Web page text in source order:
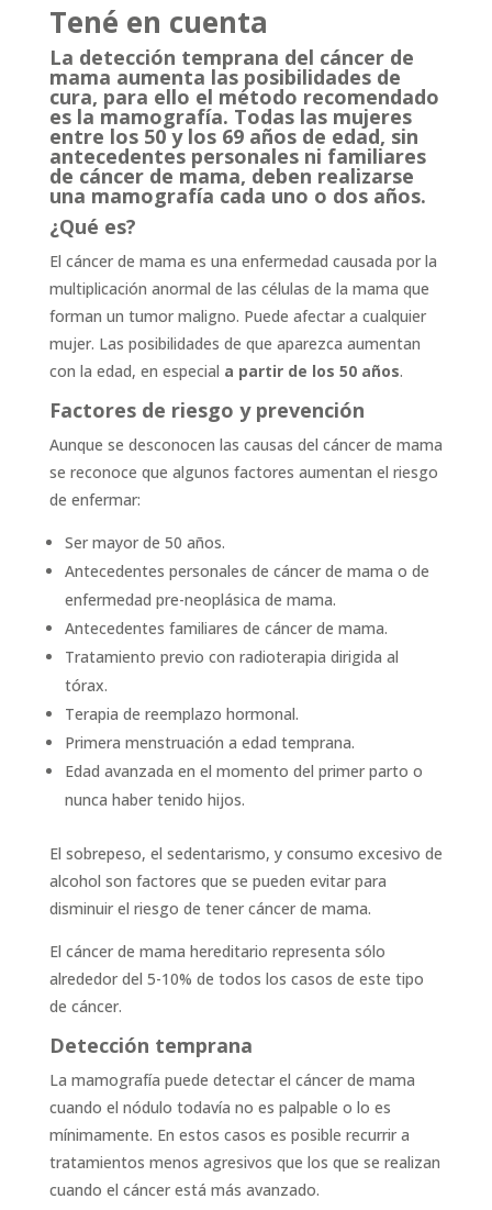
Tené en cuenta
La detección temprana del cáncer de
mama aumenta las posibilidades de
cura, para ello el método recomendado
es la mamografía. Todas las mujeres
entre los 50 y los 69 años de edad, sin
antecedentes personales ni familiares
de cáncer de mama, deben realizarse
una mamografía cada uno o dos años.
¿Qué es?
El cáncer de mama es una enfermedad causada por la
multiplicación anormal de las células de la mama que
forman un tumor maligno. Puede afectar a cualquier
mujer. Las posibilidades de que aparezca aumentan
con la edad, en especial a partir de los 50 años.
Factores de riesgo y prevención
Aunque se desconocen las causas del cáncer de mama
se reconoce que algunos factores aumentan el riesgo
de enfermar:
Ser mayor de 50 años.
Antecedentes personales de cáncer de mama o de
enfermedad pre-neoplásica de mama.
Antecedentes familiares de cáncer de mama.
Tratamiento previo con radioterapia dirigida al
tórax.
Terapia de reemplazo hormonal.
Primera menstruación a edad temprana.
Edad avanzada en el momento del primer parto o
nunca haber tenido hijos.
El sobrepeso, el sedentarismo, y consumo excesivo de
alcohol son factores que se pueden evitar para
disminuir el riesgo de tener cáncer de mama.
El cáncer de mama hereditario representa sólo
alrededor del 5-10% de todos los casos de este tipo
de cáncer.
Detección temprana
La mamografía puede detectar el cáncer de mama
cuando el nódulo todavía no es palpable o lo es
mínimamente. En estos casos es posible recurrir a
tratamientos menos agresivos que los que se realizan
cuando el cáncer está más avanzado.